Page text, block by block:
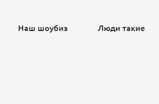
Наш шоубиз Люди такие